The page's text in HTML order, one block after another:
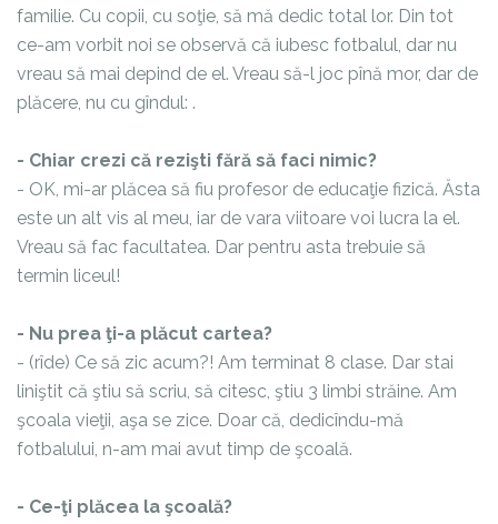
familie. Cu copii, cu soţie, să mă dedic total lor. Din tot
ce-am vorbit noi se observă că iubesc fotbalul, dar nu
vreau să mai depind de el. Vreau să-l joc pînă mor, dar de
plăcere, nu cu gîndul: .
- Chiar crezi că rezişti fără să faci nimic?
- OK, mi-ar plăcea să fiu profesor de educaţie fizică. Ăsta
este un alt vis al meu, iar de vara viitoare voi lucra la el.
Vreau să fac facultatea. Dar pentru asta trebuie să
termin liceul!
- Nu prea ţi-a plăcut cartea?
- (rîde) Ce să zic acum?! Am terminat 8 clase. Dar stai
liniştit că ştiu să scriu, să citesc, ştiu 3 limbi străine. Am
şcoala vieţii, aşa se zice. Doar că, dedicîndu-mă
fotbalului, n-am mai avut timp de şcoală.
- Ce-ţi plăcea la şcoală?